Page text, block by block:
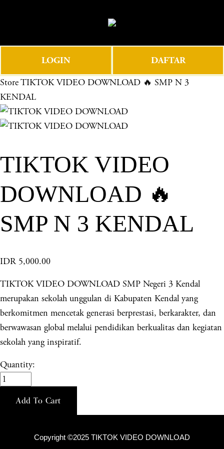
e
e
n
u
LOGIN DAFTAR
StoreTIKTOK VIDEO DOWNLOAD 🔥 SMP N 3
KENDAL
TIKTOK VIDEO
DOWNLOAD 🔥
SMP N 3 KENDAL
IDR 5,000.00
TIKTOK VIDEO DOWNLOAD SMP Negeri 3 Kendal
merupakan sekolah unggulan di Kabupaten Kendal yang
berkomitmen mencetak generasi berprestasi, berkarakter, dan
berwawasan global melalui pendidikan berkualitas dan kegiatan
sekolah yang inspiratif.
Quantity:
Add To Cart
Copyright ©2025 TIKTOK VIDEO DOWNLOAD